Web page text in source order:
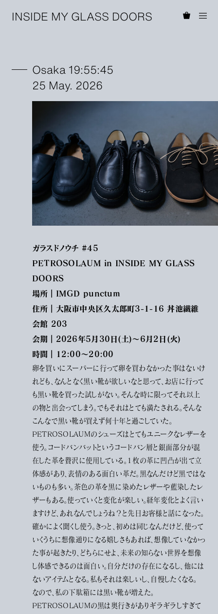
INSIDE MY GLASS DOORS
Osaka 19:55:45
25 May. 2026
ガラスドノウチ #45
PETROSOLAUM in INSIDE MY GLASS
DOORS
場所｜IMGD punctum
住所｜大阪市中央区久太郎町3-1-16 丼池繊維
会館 203
会期｜2026年5月30日(土)〜6月2日(火)
時間｜12:00〜20:00
卵を買いにスーパーに行って卵を買わなかった事はないけ
れども、なんとなく黒い靴が欲しいなと思って、お店に行って
も黒い靴を買った試しがない。そんな時に限ってそれ以上
の物と出会ってしまう。でもそれはとても満たされる。そんな
こんなで黒い靴が買えず何十年と過ごしていた。
PETROSOLAUMのシューズはとてもユニークなレザーを
使う。コードバンバットというコードバン層と銀面部分が混
在した革を贅沢に使用している。１枚の革に凹凸が出て立
体感があり、表情のある面白い革だ。黒なんだけど黒ではな
いものも多い。茶色の革を黒に染めたレザーや藍染したレ
ザーもある。使っていくと変化が楽しい。経年変化とよく言い
ますけど、あれなんでしょうね？と先日お客様と話になった。
確かによく聞くし使う。きっと、初めは同じなんだけど、使って
いくうちに想像通りになる嬉しさもあれば、想像していなかっ
た事が起きたり、どちらにせよ、未来の知らない世界を想像
し体感できるのは面白い。自分だけの存在になるし、他には
ないアイテムとなる。私もそれは楽しいし、自慢したくなる。
なので、私の下駄箱には黒い靴が増えた。
PETROSOLAUMの黒は奥行きがありギラギラしすぎて